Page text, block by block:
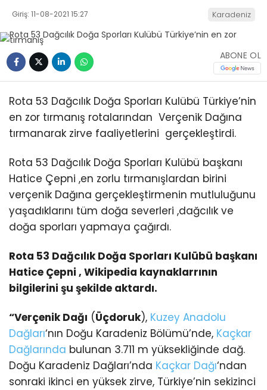
Giriş: 11-08-2021 15:27 Karadeniz
ABONE OL
Rota 53 Dağcılık Doğa Sporları Kulübü Türkiye’nin
en zor tırmanış rotalarından Verçenik Dağına
tırmanarak zirve faaliyetlerini gerçekleştirdi.
Rota 53 Dağcılık Doğa Sporları Kulübü başkanı
Hatice Çepni ,en zorlu tırmanışlardan birini
verçenik Dağına gerçekleştirmenin mutluluğunu
yaşadıklarını tüm doğa severleri ,dağcılık ve
doğa sporları yapmaya çağırdı.
Rota 53 Dağcılık Doğa Sporları Kulübü başkanı
Hatice Çepni , Wikipedia kaynaklarrının
bilgilerini şu şekilde aktardı.
“Verçenik Dağı (Üçdoruk), Kuzey Anadolu
Dağları‘nın Doğu Karadeniz Bölümü’nde, Kaçkar
Dağlarında bulunan 3.711 m yüksekliğinde dağ.
Doğu Karadeniz Dağları’nda Kaçkar Dağı‘ndan
sonraki ikinci en yüksek zirve, Türkiye’nin sekizinci